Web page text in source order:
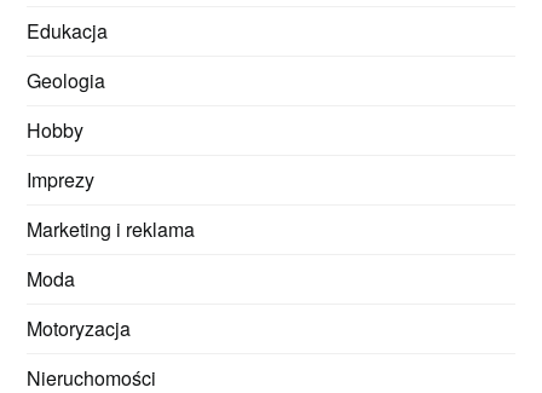
Edukacja
Geologia
Hobby
Imprezy
Marketing i reklama
Moda
Motoryzacja
Nieruchomości